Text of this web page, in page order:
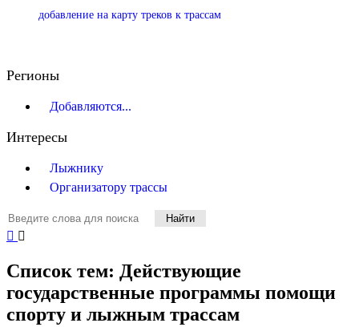
добавление на карту треков к трассам
Регионы
Добавляются...
Интересы
Лыжнику
Организатору трассы
Найти
Список тем: Действующие
государственные программы помощи
спорту и лыжным трассам